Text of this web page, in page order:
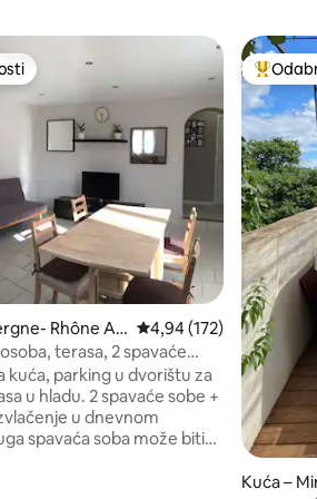
Rhône Al
Bressac
Prosječna ocjena:
4,94 (172)
terasa, 2 spavaće
dvorištu za
u hladu. 2 spavaće sobe +
u dnevnom
spavaća soba može biti
Među
Kuća –